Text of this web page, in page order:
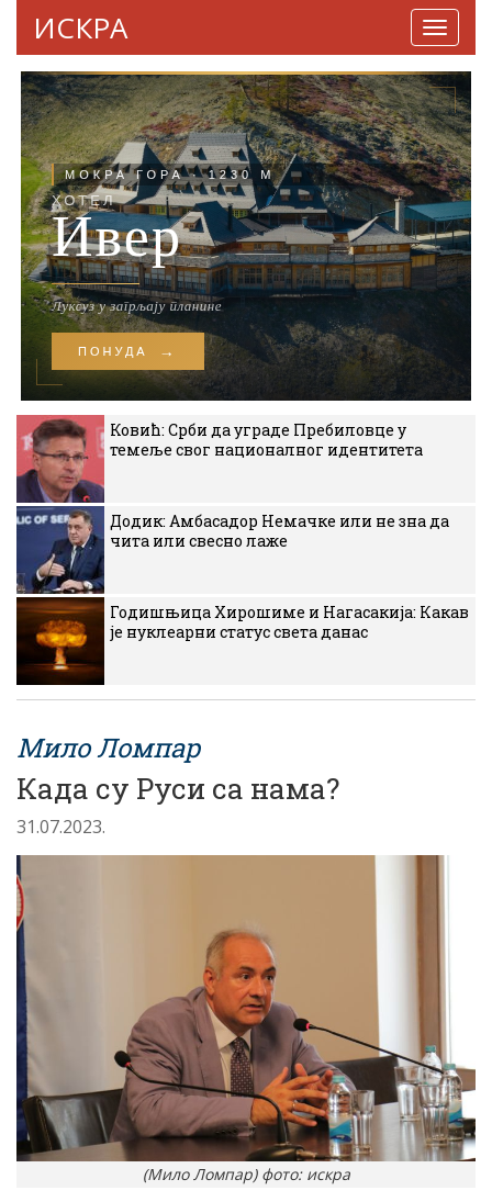
ИСКРА
Ковић: Срби да уграде Пребиловце у
темеље свог националног идентитета
Додик: Амбасадор Немачке или не зна да
чита или свесно лаже
Годишњица Хирошиме и Нагасакија: Какав
је нуклеарни статус света данас
Мило Ломпар
Када су Руси са нама?
31.07.2023.
(Мило Ломпар) фото: искра